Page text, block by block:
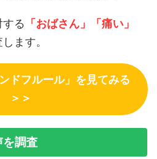
る 「おばさん」「痛い」
ます。
ドフルール」を見てみる
＞＞
を調査